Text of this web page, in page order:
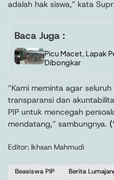
adalah hak siswa,” kata
Baca Juga :
Picu Macet, Lapak
Dibongkar
“Kami meminta agar
transparansi dan
PIP untuk mencegah
mendatang,” sambungnya.
Editor: Ikhsan Mahmudi
Beasiswa PIP Berita